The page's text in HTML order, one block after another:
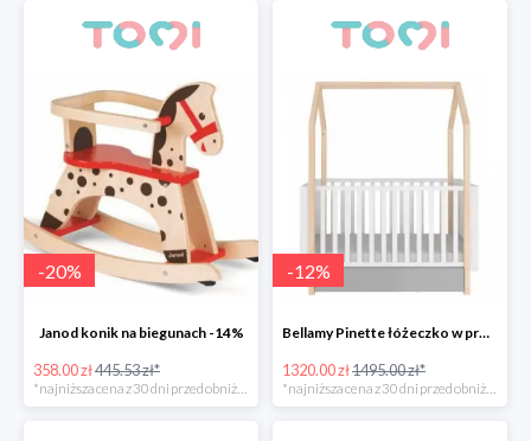
-20%
Janod konik na biegunach -14%
358.00 zł445.53 zł*
-12%
Bellamy Pinette łóżeczko w promocyjnej cenie
1320.00 zł1495.00 zł*